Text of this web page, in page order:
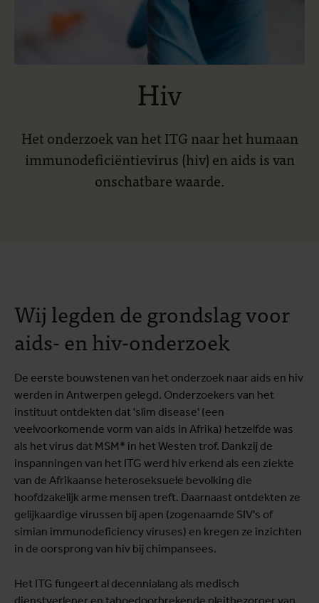
Hiv
Het onderzoek van het ITG naar het humaan
immunodeficiëntievirus (hiv) en aids is van
onschatbare waarde.
Wij legden de grondslag voor
aids- en hiv-onderzoek
De eerste bouwstenen van het onderzoek naar aids en hiv
werden in Antwerpen gelegd. Onderzoekers van het
instituut ontdekten dat 'slim disease' (een
veelvoorkomende vorm van aids in Afrika) hetzelfde was
als het virus dat MSM* in het Westen trof. Dankzij de
inspanningen van het ITG werd hiv erkend als een ziekte
van de Afrikaanse heteroseksuele bevolking die
hoofdzakelijk arme mensen treft. Daarnaast ontdekten ze
gelijkaardige virussen bij apen (zogenaamde SIV's of
simian immunodeficiency viruses) en kregen ze inzichten
in de oorsprong van hiv bij chimpansees.
Het ITG fungeert al decennialang als medisch